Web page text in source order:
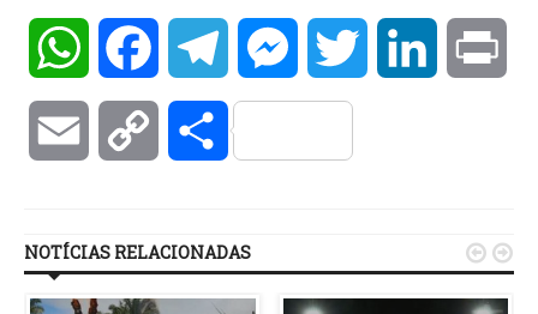
WhatsAppFacebookTelegramMessengerTwitter LinkedIn
Email Copy Compartilhar
NOTÍCIAS RELACIONADAS  